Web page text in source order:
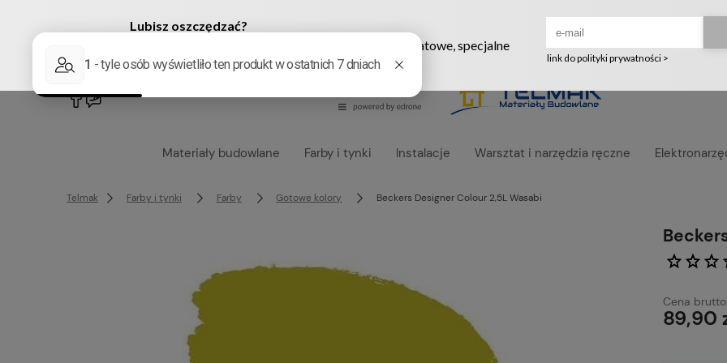
Ruszyła nowa szata graficzna naszego sklepu! ❤️
Materiały budowlane Farby i tynki Instalacje Warsztat i narzędzia ręczne
Telmak Farby i tynki Farby Gotowe kolory Beckers Designer Colour 2,5L Wasabi
Cena brutto:
89,90